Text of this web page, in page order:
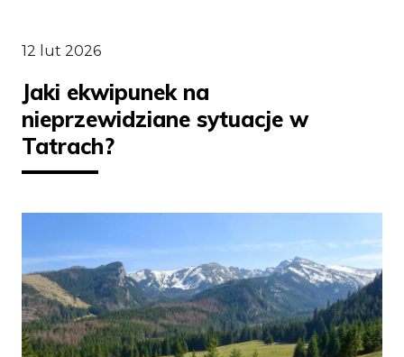
12 lut 2026
Jaki ekwipunek na
nieprzewidziane sytuacje w
Tatrach?